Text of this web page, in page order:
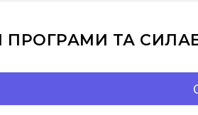
ПРОГРАМИ ТА